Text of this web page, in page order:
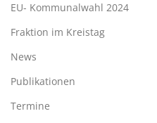
EU- Kommunalwahl 2024
Fraktion im Kreistag
News
Publikationen
Termine